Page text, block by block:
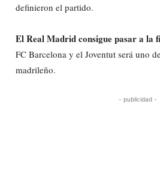
definieron el partido.
El Real Madrid consigue pasar a la
FC Barcelona y el Joventut será uno
madrileño.
- publicidad -